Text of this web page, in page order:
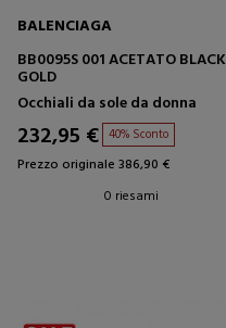
BALENCIAGA
BB0095S 001 ACETATO BLACK
GOLD
Occhiali da sole da donna
232,95 € 40% Sconto
Prezzo originale 386,90 €
0 riesami